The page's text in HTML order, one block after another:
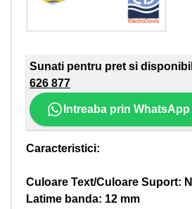
Sunati pentru pret si
626 877
Intreaba prin WhatsApp
Caracteristici:
Culoare Text/Culoare Suport:
Latime banda: 12 mm